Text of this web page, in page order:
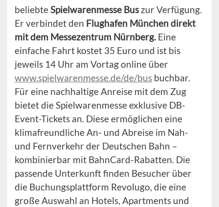
beliebteSpielwarenmesse Buszur Verfügung.
Er verbindet den Flughafen München direkt
mit dem Messezentrum Nürnberg. Eine
einfache Fahrt kostet 35 Euro und ist bis
jeweils 14 Uhr am Vortag online über
www.spielwarenmesse.de/de/bus buchbar.
Für eine nachhaltige Anreise mit dem Zug
bietet die Spielwarenmesse exklusive DB-
Event-Tickets an. Diese ermöglichen eine
klimafreundliche An- und Abreise im Nah-
und Fernverkehr der Deutschen Bahn –
kombinierbar mit BahnCard-Rabatten. Die
passende Unterkunft finden Besucher über
die Buchungsplattform Revolugo, die eine
große Auswahl an Hotels, Apartments und